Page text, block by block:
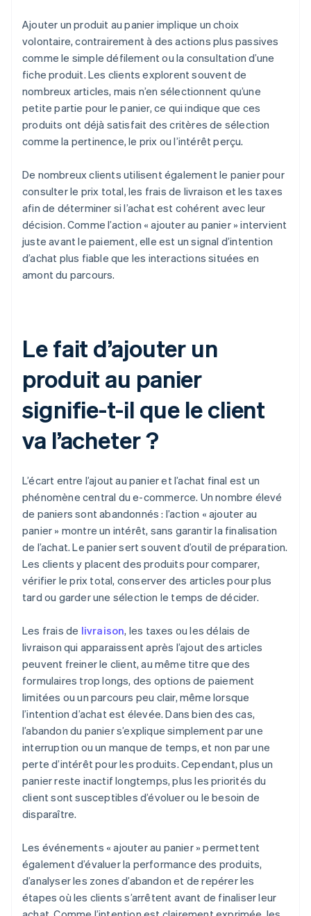
Ajouter un produit au panier implique un choix
volontaire, contrairement à des actions plus passives
comme le simple défilement ou la consultation d’une
fiche produit. Les clients explorent souvent de
nombreux articles, mais n’en sélectionnent qu’une
petite partie pour le panier, ce qui indique que ces
produits ont déjà satisfait des critères de sélection
comme la pertinence, le prix ou l’intérêt perçu.
De nombreux clients utilisent également le panier pour
consulter le prix total, les frais de livraison et les taxes
afin de déterminer si l’achat est cohérent avec leur
décision. Comme l’action « ajouter au panier » intervient
juste avant le paiement, elle est un signal d’intention
d’achat plus fiable que les interactions situées en
amont du parcours.
Le fait d’ajouter un
produit au panier
signifie-t-il que le client
va l’acheter ?
L’écart entre l’ajout au panier et l’achat final est un
phénomène central du e-commerce. Un nombre élevé
de paniers sont abandonnés : l’action « ajouter au
panier » montre un intérêt, sans garantir la finalisation
de l’achat. Le panier sert souvent d’outil de préparation.
Les clients y placent des produits pour comparer,
vérifier le prix total, conserver des articles pour plus
tard ou garder une sélection le temps de décider.
Les frais de livraison, les taxes ou les délais de
livraison qui apparaissent après l’ajout des articles
peuvent freiner le client, au même titre que des
formulaires trop longs, des options de paiement
limitées ou un parcours peu clair, même lorsque
l’intention d’achat est élevée. Dans bien des cas,
l’abandon du panier s’explique simplement par une
interruption ou un manque de temps, et non par une
perte d’intérêt pour les produits. Cependant, plus un
panier reste inactif longtemps, plus les priorités du
client sont susceptibles d’évoluer ou le besoin de
disparaître.
Les événements « ajouter au panier » permettent
également d’évaluer la performance des produits,
d’analyser les zones d’abandon et de repérer les
étapes où les clients s’arrêtent avant de finaliser leur